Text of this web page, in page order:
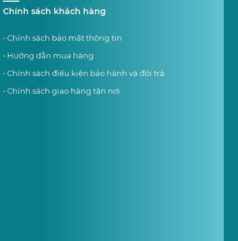
Chính sách khách hàng
• Chính sách bảo mật thông tin
• Hướng dẫn mua hàng
• Chính sách điều kiện bảo hành và đổi trả
• Chính sách giao hàng tận nơi